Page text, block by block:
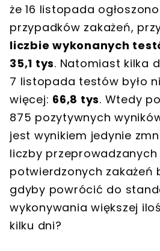
że 16 listopada
przypadków zakażeń,
liczbie wykonanych
35,1 tys. Natomiast kilka
7 listopada testów było
więcej: 66,8 tys. Wtedy
875 pozytywnych
jest wynikiem jedynie
liczby
potwierdzonych zakażeń
gdyby powrócić do
wykonywania większej
kilku dni?